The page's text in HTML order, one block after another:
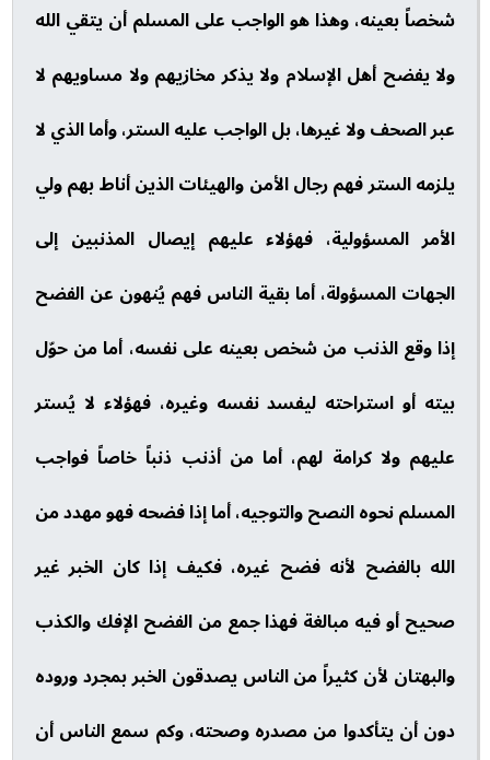
شخصاً بعينه، وهذا هو الواجب على المسلم أن يتقي الله
ولا يفضح أهل الإسلام ولا يذكر مخازيهم ولا مساويهم لا
عبر الصحف ولا غيرها، بل الواجب عليه الستر، وأما الذي لا
يلزمه الستر فهم رجال الأمن والهيئات الذين أناط بهم ولي
الأمر المسؤولية، فهؤلاء عليهم إيصال المذنبين إلى
الجهات المسؤولة، أما بقية الناس فهم يُنهون عن الفضح
إذا وقع الذنب من شخص بعينه على نفسه، أما من حوّل
بيته أو استراحته ليفسد نفسه وغيره، فهؤلاء لا يُستر
عليهم ولا كرامة لهم، أما من أذنب ذنباً خاصاً فواجب
المسلم نحوه النصح والتوجيه، أما إذا فضحه فهو مهدد من
الله بالفضح لأنه فضح غيره، فكيف إذا كان الخبر غير
صحيح أو فيه مبالغة فهذا جمع من الفضح الإفك والكذب
والبهتان لأن كثيراً من الناس يصدقون الخبر بمجرد وروده
دون أن يتأكدوا من مصدره وصحته، وكم سمع الناس أن